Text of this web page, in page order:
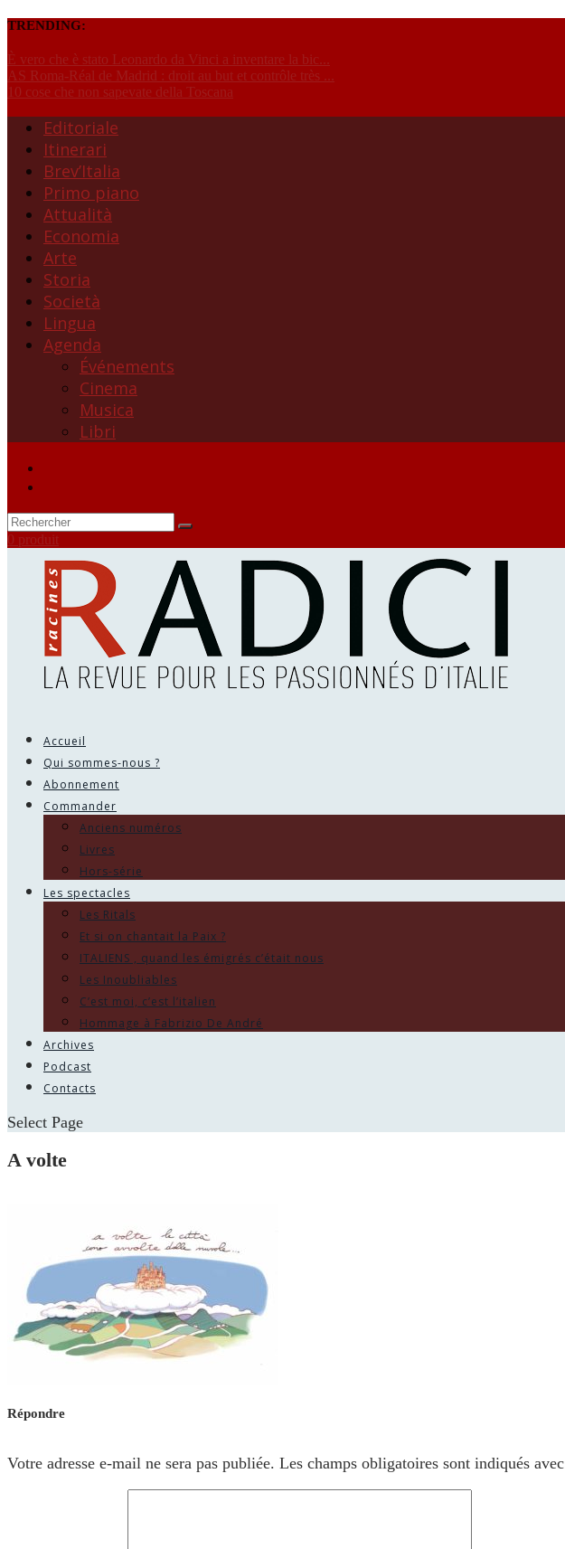
TRENDING:
È vero che è stato Leonardo da Vinci a inventare la bic...
AS Roma-Réal de Madrid : droit au but et contrôle très ...
10 cose che non sapevate della Toscana
Editoriale
Itinerari
Brev’Italia
Primo piano
Attualità
Economia
Arte
Storia
Società
Lingua
Agenda
Événements
Cinema
Musica
Libri
0 produit
Accueil
Qui sommes-nous ?
Abonnement
Commander
Anciens numéros
Livres
Hors-série
Les spectacles
Les Ritals
Et si on chantait la Paix ?
ITALIENS , quand les émigrés c’était nous
Les Inoubliables
C’est moi, c’est l’italien
Hommage à Fabrizio De André
Archives
Podcast
Contacts
Select Page
A volte
Répondre
Votre adresse e-mail ne sera pas publiée. Les champs obligatoires sont indiqués avec